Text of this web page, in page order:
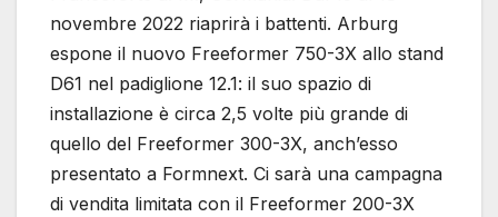
novembre 2022 riaprirà i battenti. Arburg
espone il nuovo Freeformer 750-3X allo stand
D61 nel padiglione 12.1: il suo spazio di
installazione è circa 2,5 volte più grande di
quello del Freeformer 300-3X, anch’esso
presentato a Formnext. Ci sarà una campagna
di vendita limitata con il Freeformer 200-3X